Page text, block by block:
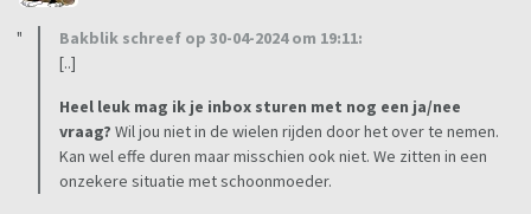
Bakblik schreef op 30-04-2024 om 19:11:
[..]
Heel leuk mag ik je inbox sturen met nog een ja/nee
vraag? Wil jou niet in de wielen rijden door het over te nemen.
Kan wel effe duren maar misschien ook niet. We zitten in een
onzekere situatie met schoonmoeder.